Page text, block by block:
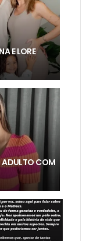
E LORE
ADULTO COM